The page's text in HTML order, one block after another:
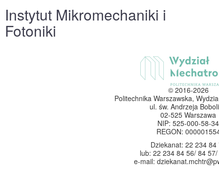
Instytut Mikromechaniki i
Fotoniki
© 2016-2026
Politechnika Warszawska,
ul. św. Andrzeja
02-525 Warszawa
NIP: 525-000-58-34
REGON:
Dziekanat: 22 234 84
lub: 22 234 84 56/ 84
e-mail: